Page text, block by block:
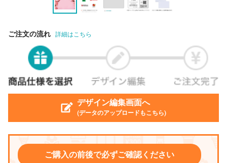
ご注文の流れ 詳細はこちら
デザイン編集画面へ
(データのアップロードもこちら)
ご購入の前後で必ずご確認ください